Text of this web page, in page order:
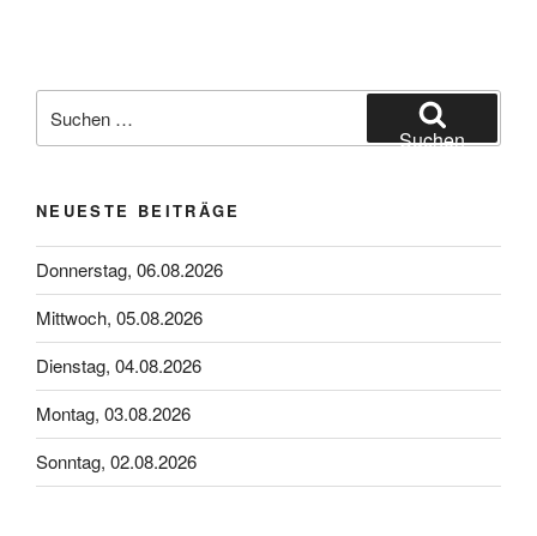
nach:
Suchen
NEUESTE BEITRÄGE
Donnerstag, 06.08.2026
Mittwoch, 05.08.2026
Dienstag, 04.08.2026
Montag, 03.08.2026
Sonntag, 02.08.2026